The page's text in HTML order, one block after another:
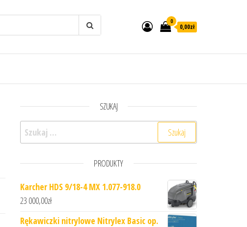
0
0,00zł
SZUKAJ
Szukaj:
PRODUKTY
Karcher HDS 9/18-4 MX 1.077-918.0
23 000,00zł
Rękawiczki nitrylowe Nitrylex Basic op.